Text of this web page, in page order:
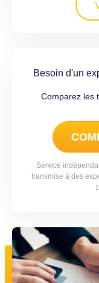
Besoin d'un
Comparez les
Service
transmise à des